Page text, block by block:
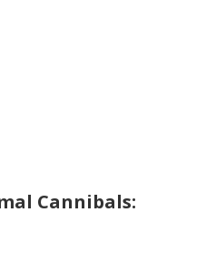
Cannibals: